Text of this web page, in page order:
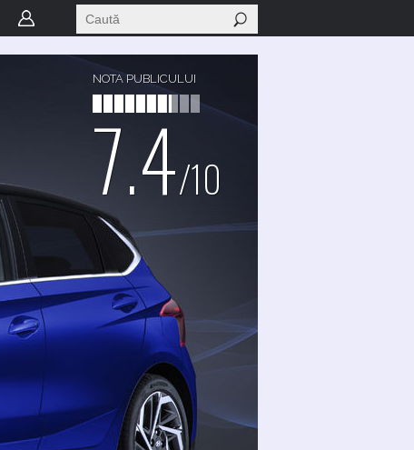
NOTA PUBLICULUI
7.4/10